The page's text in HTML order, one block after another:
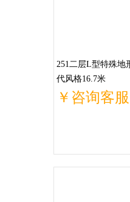
251二层L型特殊地
代风格16.7米
￥咨询客服